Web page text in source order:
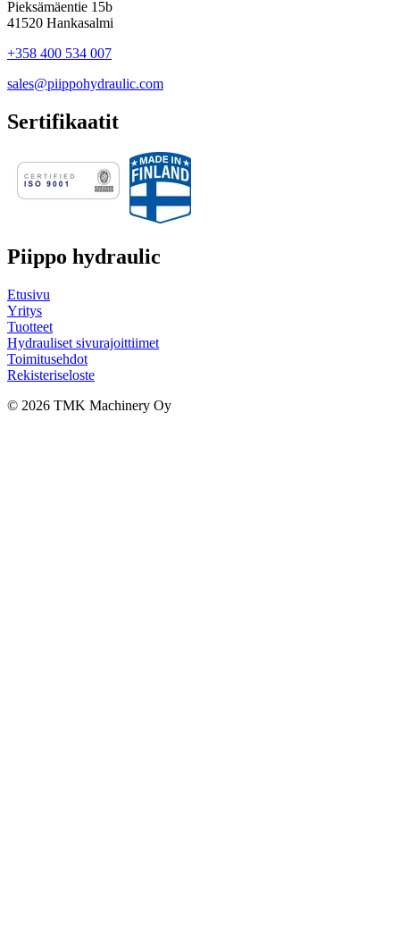
Pieksämäentie 15b
41520 Hankasalmi
+358 400 534 007
sales@piippohydraulic.com
Sertifikaatit
Piippo hydraulic
Etusivu
Yritys
Tuotteet
Hydrauliset sivurajoittiimet
Toimitusehdot
Rekisteriseloste
© 2026 TMK Machinery Oy